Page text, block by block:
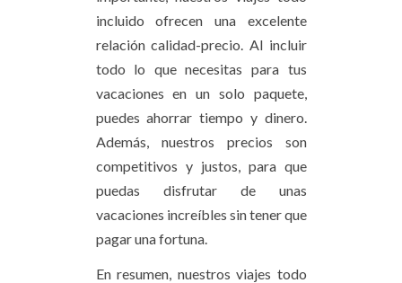
incluido ofrecen una excelente
relación calidad-precio. Al incluir
todo lo que necesitas para tus
vacaciones en un solo paquete,
puedes ahorrar tiempo y dinero.
Además, nuestros precios son
competitivos y justos, para que
puedas disfrutar de unas
vacaciones increíbles sin tener que
pagar una fortuna.
En resumen, nuestros viajes todo